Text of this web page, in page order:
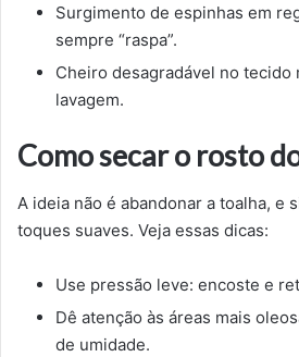
Surgimento de espinhas em
sempre “raspa”.
Cheiro desagradável no tecido
lavagem.
Como secar o rosto
A ideia não é abandonar a toalha, e
toques suaves. Veja essas dicas:
Use pressão leve: encoste e
Dê atenção às áreas mais
de umidade.